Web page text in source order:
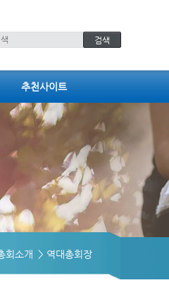
추천사이트
회소개 > 역대총회장